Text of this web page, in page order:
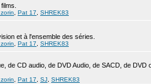
Pat 17 SHREK83
et à l'ensemble des séries.
Pat 17 SHREK83
de CD audio, de DVD Audio, de SACD, de
Pat 17 SJ SHREK83